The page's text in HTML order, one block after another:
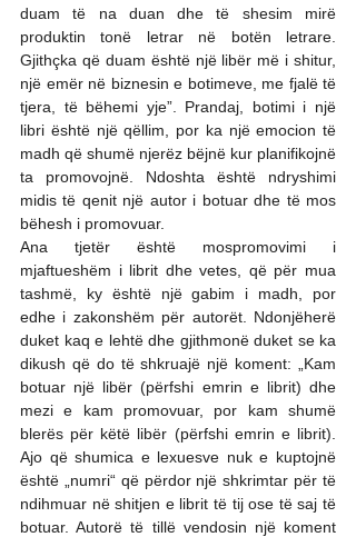
duam të na duan dhe të shesim mirë
produktin tonë letrar në botën letrare.
Gjithçka që duam është një libër më i shitur,
një emër në biznesin e botimeve, me fjalë të
tjera, të bëhemi yje”. Prandaj, botimi i një
libri është një qëllim, por ka një emocion të
madh që shumë njerëz bëjnë kur planifikojnë
ta promovojnë. Ndoshta është ndryshimi
midis të qenit një autor i botuar dhe të mos
bëhesh i promovuar.
Ana tjetër është mospromovimi i
mjaftueshëm i librit dhe vetes, që për mua
tashmë, ky është një gabim i madh, por
edhe i zakonshëm për autorët. Ndonjëherë
duket kaq e lehtë dhe gjithmonë duket se ka
dikush që do të shkruajë një koment: „Kam
botuar një libër (përfshi emrin e librit) dhe
mezi e kam promovuar, por kam shumë
blerës për këtë libër (përfshi emrin e librit).
Ajo që shumica e lexuesve nuk e kuptojnë
është „numri“ që përdor një shkrimtar për të
ndihmuar në shitjen e librit të tij ose të saj të
botuar. Autorë të tillë vendosin një koment